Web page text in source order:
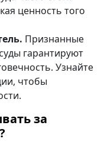
ценность того
Признанные
гарантируют
Узнайте
чтобы
за